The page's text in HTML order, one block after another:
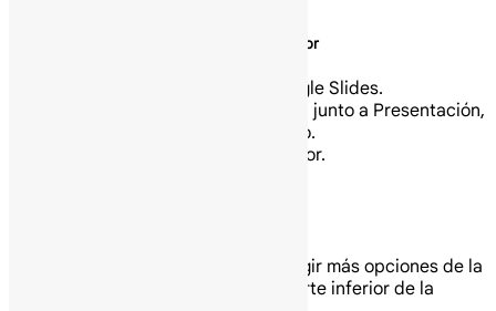
Visualiza una presentación con notas del orador
Abre una presentación en Google Slides.
En la esquina superior derecha, junto a Presentación,
haz clic en la flecha hacia abajo.
Haz clic en Vista del presentador.
Cuando presentes, puedes elegir más opciones de la
barra de herramientas en la parte inferior de la